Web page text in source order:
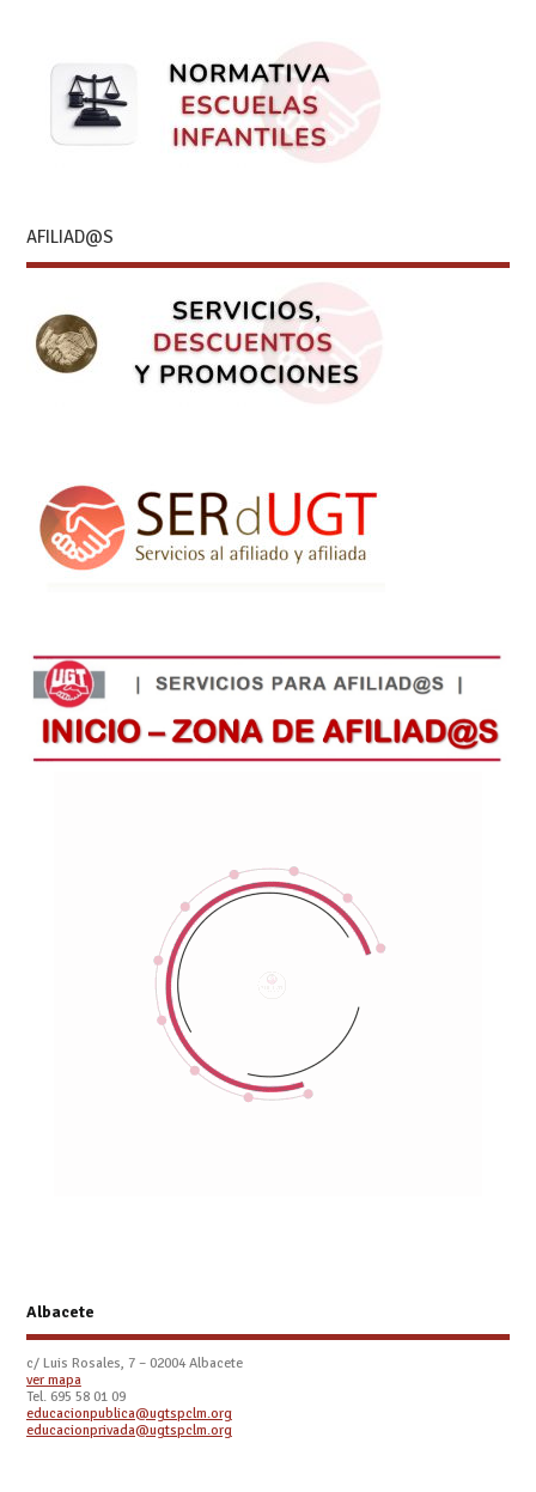
AFILIAD@S
Albacete
c/ Luis Rosales, 7 – 02004 Albacete
ver mapa
Tel. 695 58 01 09
educacionpublica@ugtspclm.org
educacionprivada@ugtspclm.org